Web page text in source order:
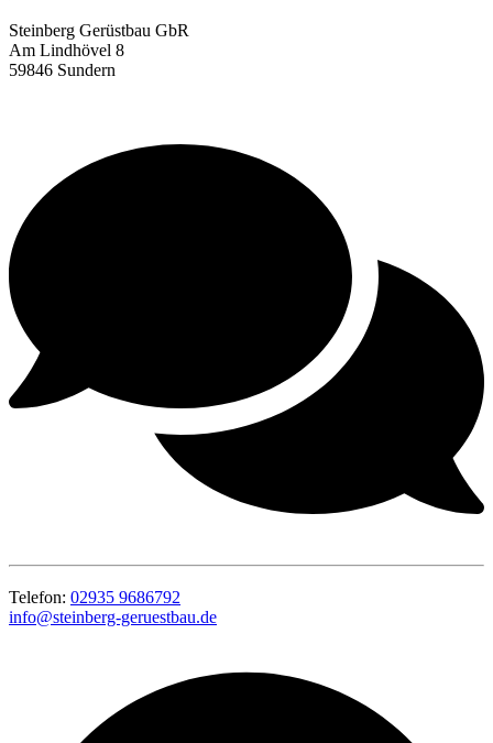
Steinberg Gerüstbau GbR
Am Lindhövel 8
59846 Sundern
Telefon: 02935 9686792
info@steinberg-geruestbau.de